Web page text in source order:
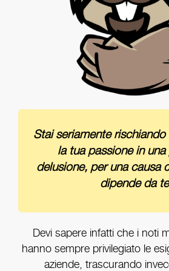
Stai seriamente
la tua passione in
delusione, per una causa
dipende da
Devi sapere infatti che i noti
hanno sempre privilegiato le
aziende, trascurando